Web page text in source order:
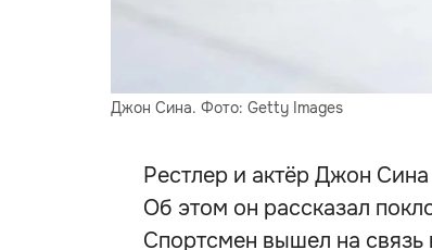
Джон Сина. Фото: Getty Images
Рестлер и актёр Джон
Об этом он рассказал
Спортсмен вышел на